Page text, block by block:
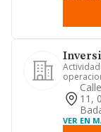
11,
VER EN